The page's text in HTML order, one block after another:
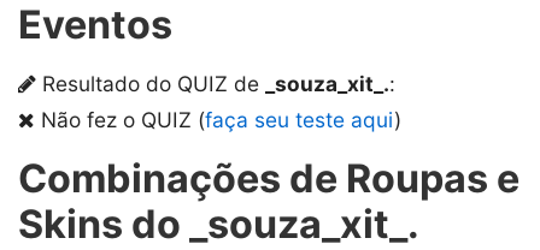
Eventos
Resultado do QUIZ de _souza_xit_.:
Não fez o QUIZ (faça seu teste aqui)
Combinações de Roupas e
Skins do _souza_xit_.